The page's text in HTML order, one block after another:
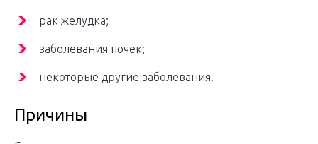
рак желудка;
заболевания почек;
некоторые другие заболевания.
Причины